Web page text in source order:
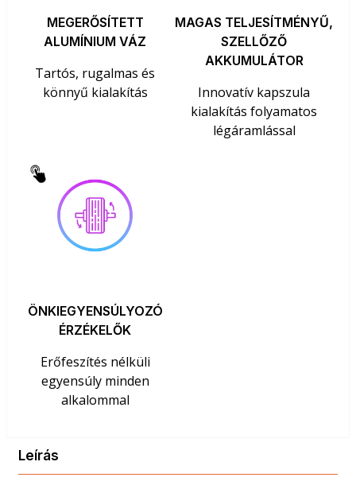
MEGERŐSÍTETT
ALUMÍNIUM VÁZ
Tartós, rugalmas és
könnyű kialakítás
MAGAS TELJESÍTMÉNYŰ,
SZELLŐZŐ
AKKUMULÁTOR
Innovatív kapszula
kialakítás folyamatos
légáramlással
ÖNKIEGYENSÚLYOZÓ
ÉRZÉKELŐK
Erőfeszítés nélküli
egyensúly minden
alkalommal
Leírás